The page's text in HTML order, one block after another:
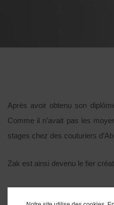
Après avoir obtenu son
Comme il n’avait pas les
stages chez des couturiers
Zak est ainsi devenu le fier